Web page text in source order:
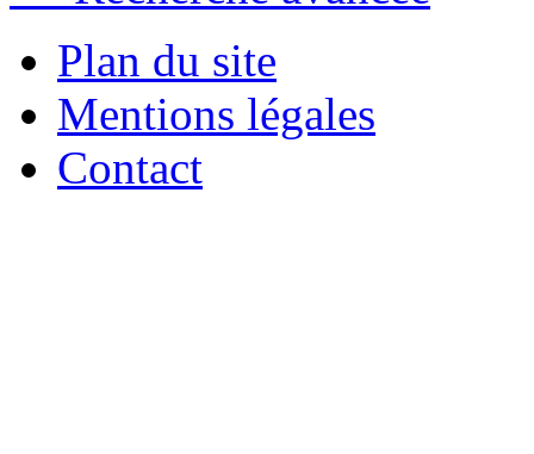
Plan du site
Mentions légales
Contact